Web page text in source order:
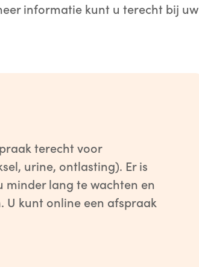
informatie kunt u terecht bij uw
terecht voor
urine, ontlasting). Er is
minder lang te wachten en
U kunt online een afspraak